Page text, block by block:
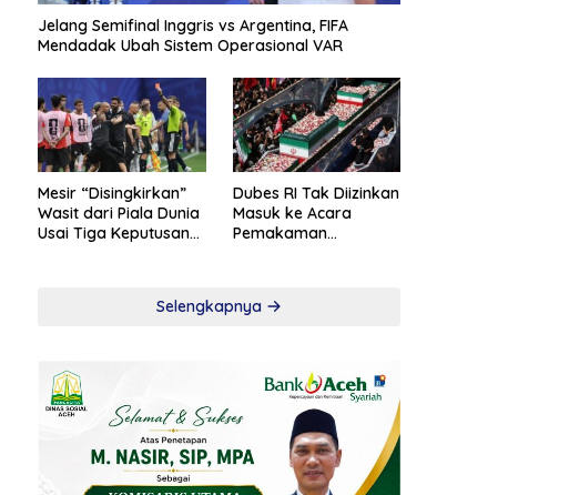
Jelang Semifinal Inggris vs Argentina, FIFA
Mendadak Ubah Sistem Operasional VAR
Mesir “Disingkirkan”
Wasit dari Piala Dunia
Usai Tiga Keputusan
Dubes RI Tak Diizinkan
Masuk ke Acara
Pemakaman
Selengkapnya